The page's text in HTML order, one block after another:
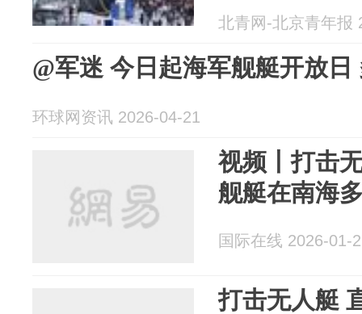
北青网-北京青年报
@军迷 今日起海军舰艇开放
环球网资讯 2026-04-21
视频丨打击
舰艇在南海
国际在线 2026-01-
打击无人艇